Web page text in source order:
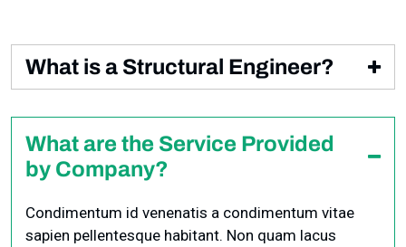
What is a Structural Engineer?
sapien pellentesque habitant. Non quam lacus
suspendisse faucibus interdum posuere lorem. Ut
diam quam nulla porttitor massa id neque aliquam
nec ultrices dui sapien
What are the Service Provided
by Company?
Condimentum id venenatis a condimentum vitae
sapien pellentesque habitant. Non quam lacus